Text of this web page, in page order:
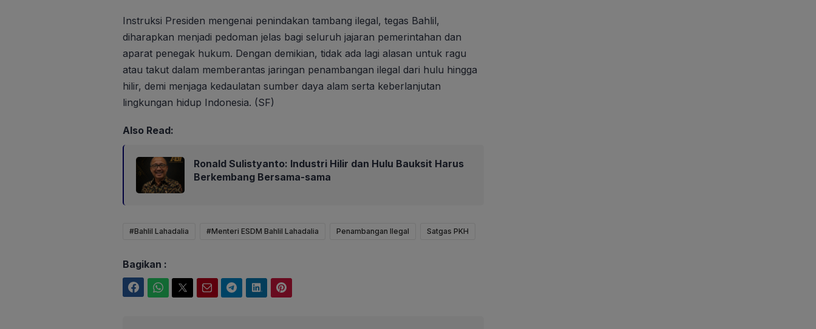
Instruksi Presiden mengenai penindakan tambang ilegal, tegas Bahlil,
diharapkan menjadi pedoman jelas bagi seluruh jajaran pemerintahan dan
aparat penegak hukum. Dengan demikian, tidak ada lagi alasan untuk ragu
atau takut dalam memberantas jaringan penambangan ilegal dari hulu hingga
hilir, demi menjaga kedaulatan sumber daya alam serta keberlanjutan
lingkungan hidup Indonesia. (SF)
Also Read:
Ronald Sulistyanto: Industri Hilir dan Hulu Bauksit Harus
Berkembang Bersama-sama
#Bahlil Lahadalia #Menteri ESDM Bahlil Lahadalia Penambangan Ilegal Satgas PKH
Bagikan :